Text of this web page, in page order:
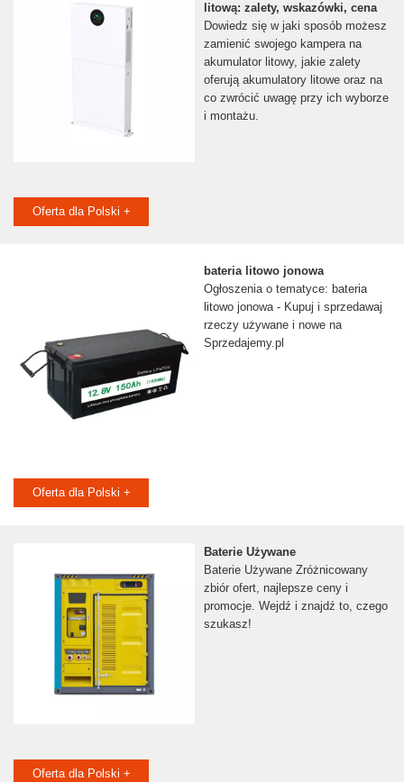
litową: zalety, wskazówki, cena
Dowiedz się w jaki sposób możesz
zamienić swojego kampera na
akumulator litowy, jakie zalety
oferują akumulatory litowe oraz na
co zwrócić uwagę przy ich wyborze
i montażu.
Oferta dla Polski +
bateria litowo jonowa
Ogłoszenia o tematyce: bateria
litowo jonowa - Kupuj i sprzedawaj
rzeczy używane i nowe na
Sprzedajemy.pl
Oferta dla Polski +
Baterie Używane
Baterie Używane Zróżnicowany
zbiór ofert, najlepsze ceny i
promocje. Wejdź i znajdź to, czego
szukasz!
Oferta dla Polski +